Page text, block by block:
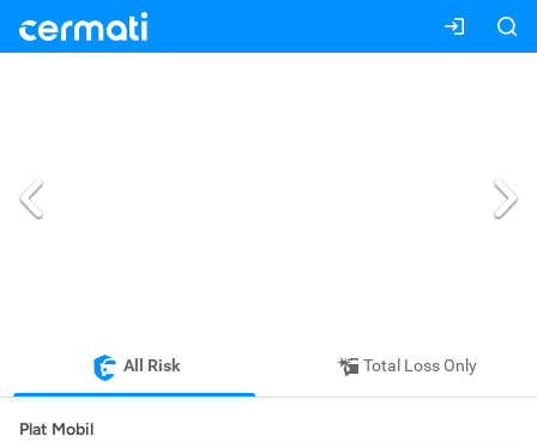
All Risk Total Loss Only
Plat Mobil